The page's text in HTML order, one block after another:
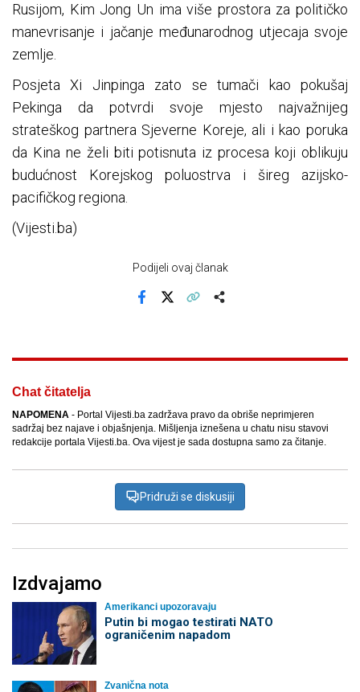
Rusijom, Kim Jong Un ima više prostora za političko
manevrisanje i jačanje međunarodnog utjecaja svoje
zemlje.
Posjeta Xi Jinpinga zato se tumači kao pokušaj
Pekinga da potvrdi svoje mjesto najvažnijeg
strateškog partnera Sjeverne Koreje, ali i kao poruka
da Kina ne želi biti potisnuta iz procesa koji oblikuju
budućnost Korejskog poluostrva i šireg azijsko-
pacifičkog regiona.
(Vijesti.ba)
Podijeli ovaj članak
Chat čitatelja
NAPOMENA - Portal Vijesti.ba zadržava pravo da obriše neprimjeren
sadržaj bez najave i objašnjenja. Mišljenja iznešena u chatu nisu stavovi
redakcije portala Vijesti.ba. Ova vijest je sada dostupna samo za čitanje.
Pridruži se diskusiji
Izdvajamo
Amerikanci upozoravaju
Putin bi mogao testirati NATO
ograničenim napadom
Zvanična nota